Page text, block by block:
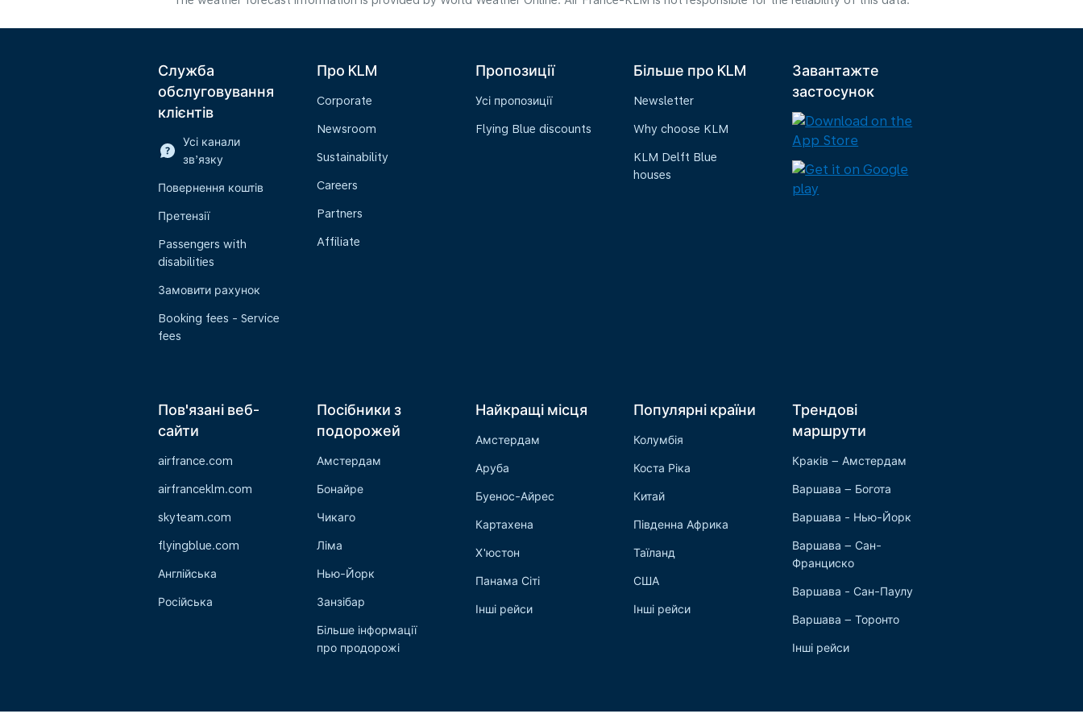
Служба
обслуговування
клієнтів
Усі канали
зв’язку
Повернення коштів
Претензії
Passengers with
disabilities
Замовити рахунок
Booking fees - Service
fees
Про KLM
Corporate
Newsroom
Sustainability
Careers
Partners
Affiliate
Пропозиції
Усі пропозиції
Flying Blue discounts
Більше про KLM
Newsletter
Why choose KLM
KLM Delft Blue
houses
Завантажте
застосунок
Пов'язані веб-
сайти
airfrance.com
airfranceklm.com
skyteam.com
flyingblue.com
Англійська
Російська
Посібники з
подорожей
Амстердам
Бонайре
Чикаго
Ліма
Нью-Йорк
Занзібар
Більше інформації
про продорожі
Найкращі місця
Амстердам
Аруба
Буенос-Айрес
Картахена
Х'юстон
Панама Сіті
Інші рейси
Популярні країни
Колумбія
Коста Ріка
Китай
Південна Африка
Таїланд
США
Інші рейси
Трендові
маршрути
Краків – Амстердам
Варшава – Богота
Варшава - Нью-Йорк
Варшава – Сан-
Франциско
Варшава - Сан-Паулу
Варшава – Торонто
Інші рейси